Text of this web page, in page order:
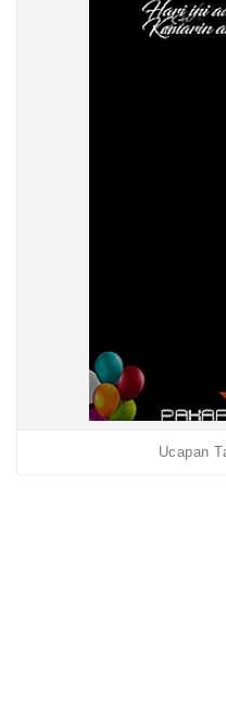
Ucapan